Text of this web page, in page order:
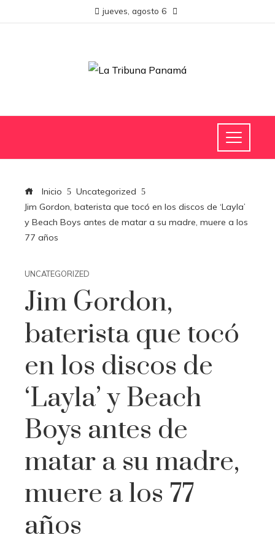
jueves, agosto 6
Inicio
Uncategorized
Jim Gordon, baterista que tocó en los discos de ‘Layla’
y Beach Boys antes de matar a su madre, muere a los
77 años
UNCATEGORIZED
Jim Gordon,
baterista que tocó
en los discos de
‘Layla’ y Beach
Boys antes de
matar a su madre,
muere a los 77
años